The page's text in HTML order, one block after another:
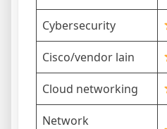
Cybersecurity
Cisco/vendor lain
Cloud networking
Network